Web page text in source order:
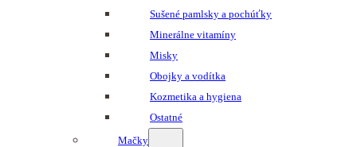
Sušené pamlsky a pochúťky
Minerálne vitamíny
Misky
Obojky a vodítka
Kozmetika a hygiena
Ostatné
Mačky